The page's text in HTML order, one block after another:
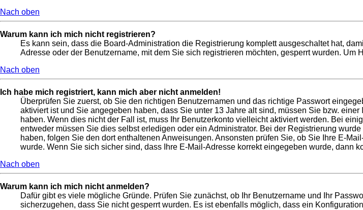
Nach oben
Warum kann ich mich nicht registrieren?
Es kann sein, dass die Board-Administration die Registrierung komplett ausgeschaltet hat,
Adresse oder der Benutzername, mit dem Sie sich registrieren möchten, gesperrt wurden.
Nach oben
Ich habe mich registriert, kann mich aber nicht anmelden!
Überprüfen Sie zuerst, ob Sie den richtigen Benutzernamen und das richtige Passwort
aktiviert ist und Sie angegeben haben, dass Sie unter 13 Jahre alt sind, müssen Sie bzw.
haben. Wenn dies nicht der Fall ist, muss Ihr Benutzerkonto vielleicht aktiviert werden. Bei
entweder müssen Sie dies selbst erledigen oder ein Administrator. Bei der Registrierung
haben, folgen Sie den dort enthaltenen Anweisungen. Ansonsten prüfen Sie, ob Sie Ihre E-
wurde. Wenn Sie sich sicher sind, dass Ihre E-Mail-Adresse korrekt eingegeben wurde, dann
Nach oben
Warum kann ich mich nicht anmelden?
Dafür gibt es viele mögliche Gründe. Prüfen Sie zunächst, ob Ihr Benutzername und Ihr
sicherzugehen, dass Sie nicht gesperrt wurden. Es ist ebenfalls möglich, dass ein